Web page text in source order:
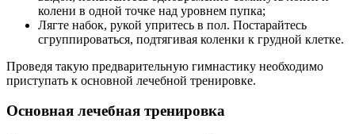
колени в одной точке над уровнем пупка;
Лягте набок, рукой упритесь в пол. Постарайтесь
сгруппироваться, подтягивая коленки к грудной клетке.
Проведя такую предварительную гимнастику необходимо
приступать к основной лечебной тренировке.
Основная лечебная тренировка